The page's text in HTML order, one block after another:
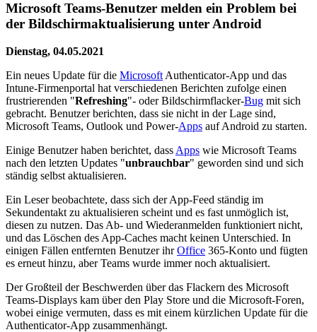
Microsoft Teams-Benutzer melden ein Problem bei
der Bildschirmaktualisierung unter Android
Dienstag, 04.05.2021
Ein neues Update für die Microsoft Authenticator-App und das
Intune-Firmenportal hat verschiedenen Berichten zufolge einen
frustrierenden "Refreshing"- oder Bildschirmflacker-Bug mit sich
gebracht. Benutzer berichten, dass sie nicht in der Lage sind,
Microsoft Teams, Outlook und Power-Apps auf Android zu starten.
Einige Benutzer haben berichtet, dass Apps wie Microsoft Teams
nach den letzten Updates "unbrauchbar" geworden sind und sich
ständig selbst aktualisieren.
Ein Leser beobachtete, dass sich der App-Feed ständig im
Sekundentakt zu aktualisieren scheint und es fast unmöglich ist,
diesen zu nutzen. Das Ab- und Wiederanmelden funktioniert nicht,
und das Löschen des App-Caches macht keinen Unterschied. In
einigen Fällen entfernten Benutzer ihrOffice 365-Konto und fügten
es erneut hinzu, aber Teams wurde immer noch aktualisiert.
Der Großteil der Beschwerden über das Flackern des Microsoft
Teams-Displays kam über den Play Store und die Microsoft-Foren,
wobei einige vermuten, dass es mit einem kürzlichen Update für die
Authenticator-App zusammenhängt.